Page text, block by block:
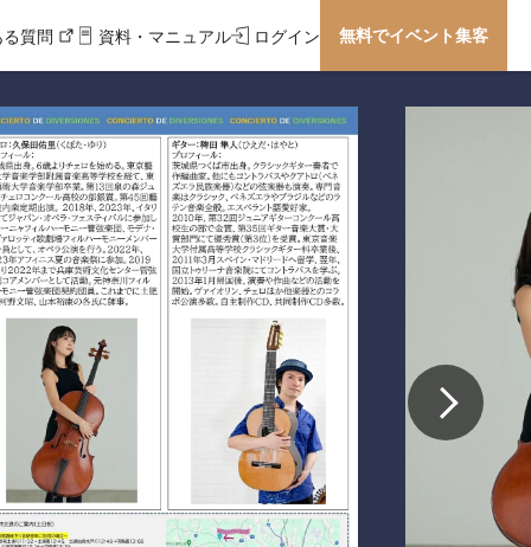
る質問 資料・マニュアル ログイン 無料でイベント集客